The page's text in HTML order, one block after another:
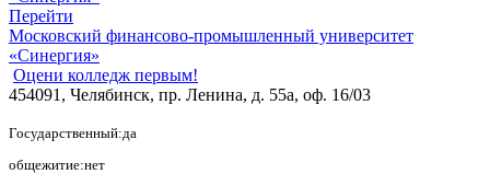
Перейти
Московский финансово-промышленный университет
«Синергия»
Оцени колледж первым!
454091, Челябинск, пр. Ленина, д. 55а, оф. 16/03
Государственный:да
общежитие:нет